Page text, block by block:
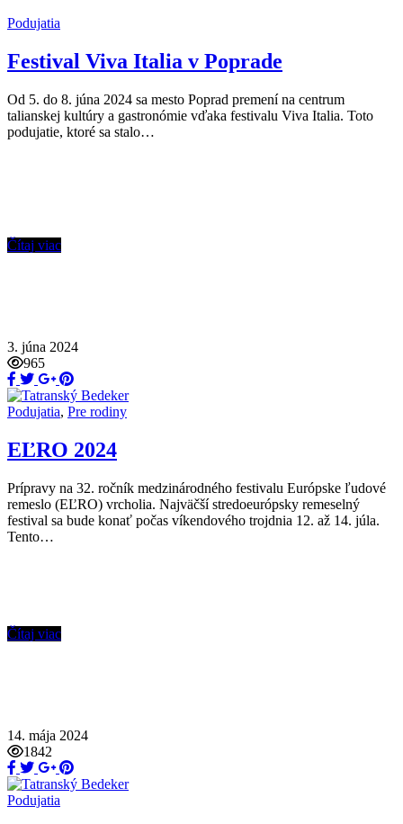
Podujatia
Festival Viva Italia v Poprade
Od 5. do 8. júna 2024 sa mesto Poprad premení na centrum
talianskej kultúry a gastronómie vďaka festivalu Viva Italia. Toto
podujatie, ktoré sa stalo…
Čítaj viac
3. júna 2024
965
Podujatia, Pre rodiny
EĽRO 2024
Prípravy na 32. ročník medzinárodného festivalu Európske ľudové
remeslo (EĽRO) vrcholia. Najväčší stredoeurópsky remeselný
festival sa bude konať počas víkendového trojdnia 12. až 14. júla.
Tento…
Čítaj viac
14. mája 2024
1842
Podujatia